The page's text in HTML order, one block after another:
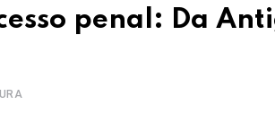
penal: Da